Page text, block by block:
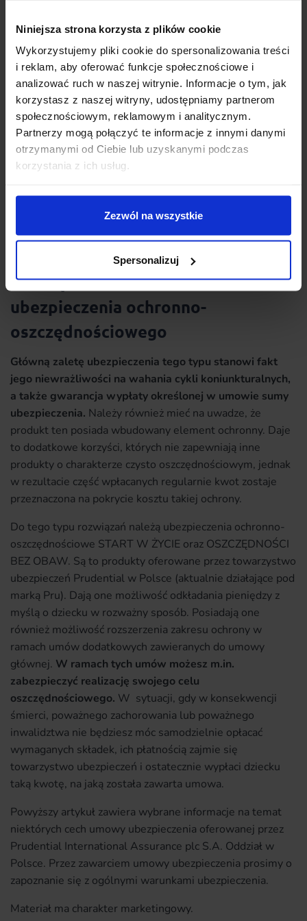
Niniejsza strona korzysta z plików cookie
Wykorzystujemy pliki cookie do spersonalizowania treści
i reklam, aby oferować funkcje społecznościowe i
analizować ruch w naszej witrynie. Informacje o tym, jak
korzystasz z naszej witryny, udostępniamy partnerom
społecznościowym, reklamowym i analitycznym.
Partnerzy mogą połączyć te informacje z innymi danymi
otrzymanymi od Ciebie lub uzyskanymi podczas
korzystania z ich usług.
Zezwól na wszystkie
Spersonalizuj
zmiany wartości jednostek uczestnictwa
składających się na fundusz. W zależności od
sytuacji może zapewnić relatywnie wysoki wzrost
wartości wpłaconego kapitału, ale również i stratę
zainwestowanych środków.
ubezpieczenie ochronno-oszczędnościowe
rozwiązanie zapewniające ochronę
ubezpieczeniową z jednoczesnym gromadzeniem
kapitału. Jest niezależne od sytuacji rynkowej i
gwarancję wypłaty określonej kwoty na koniec
umowy na zasadach opisanych w dokumentacji
produktowej.
Oszczędzanie dla dziecka w ramach
ubezpieczenia ochronno-
oszczędnościowego
Główną zaletę ubezpieczenia tego typu stanowi fakt
jego niewrażliwości na wahania cykli koniunkturalnych,
a także gwarancja wypłaty określonej w umowie sumy
ubezpieczenia. Należy również mieć na uwadze, że
produkt ten posiada wbudowany element ochronny. Daje
to dodatkowe korzyści, których nie zapewniają inne
produkty o charakterze czysto oszczędnościowym, jednak
w rezultacie część wpłacanych regularnie kwot zostaje
przeznaczona na pokrycie kosztu takiej ochrony.
Do tego typu rozwiązań należą ubezpieczenia ochronno-
oszczędnościowe START W ŻYCIE oraz OSZCZĘDNOŚCI
BEZ OBAW. Są to produkty oferowane przez towarzystwo
ubezpieczeń Prudential w Polsce (aktualnie działające pod
marką Pru). Dają one możliwość odkładania pieniędzy z
myślą o dziecku w rozważny sposób. Posiadają one
również możliwość rozszerzenia zakresu ochrony w
ramach umów dodatkowych zawieranych do umowy
głównej. W ramach tych umów możesz m.in.
zabezpieczyć realizację swojego celu
oszczędnościowego. W sytuacji, gdy w konsekwencji
śmierci, poważnego zachorowania lub poważnego
inwalidztwa nie będziesz móc samodzielnie opłacać
wymaganych składek, ich płatnością zajmie się
towarzystwo ubezpieczeń i ostatecznie wypłaci dziecku
taką kwotę, na jaką została zawarta umowa.
Powyższy artykuł zawiera wybrane informacje na temat
niektórych cech umowy ubezpieczenia oferowanej przez
Prudential International Assurance plc S.A. Oddział w
Polsce. Przez zawarciem umowy ubezpieczenia prosimy o
zapoznanie się z ogólnymi warunkami ubezpieczenia.
Materiał ma charakter marketingowy.